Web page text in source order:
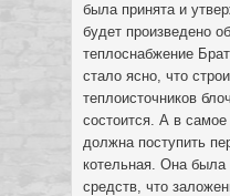
была принята и
будет произведено
теплоснабжение
стало ясно, что
теплоисточников
состоится. А в
должна поступить
котельная. Она была
средств, что